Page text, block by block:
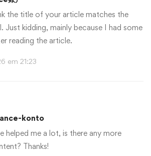
the title of your article matches the
Just kidding, mainly because I had some
reading the article.
em 21:23
konto
helped me a lot, is there any more
Thanks!